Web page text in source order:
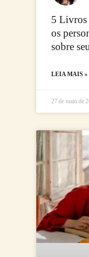
5 Livros
os
sobre
LEIA MAIS »
27 de maio de